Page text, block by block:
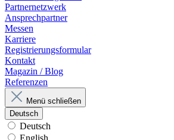
Partnernetzwerk
Ansprechpartner
Messen
Karriere
Registrierungsformular
Kontakt
Magazin / Blog
Referenzen
Menü schließen
Deutsch
Deutsch